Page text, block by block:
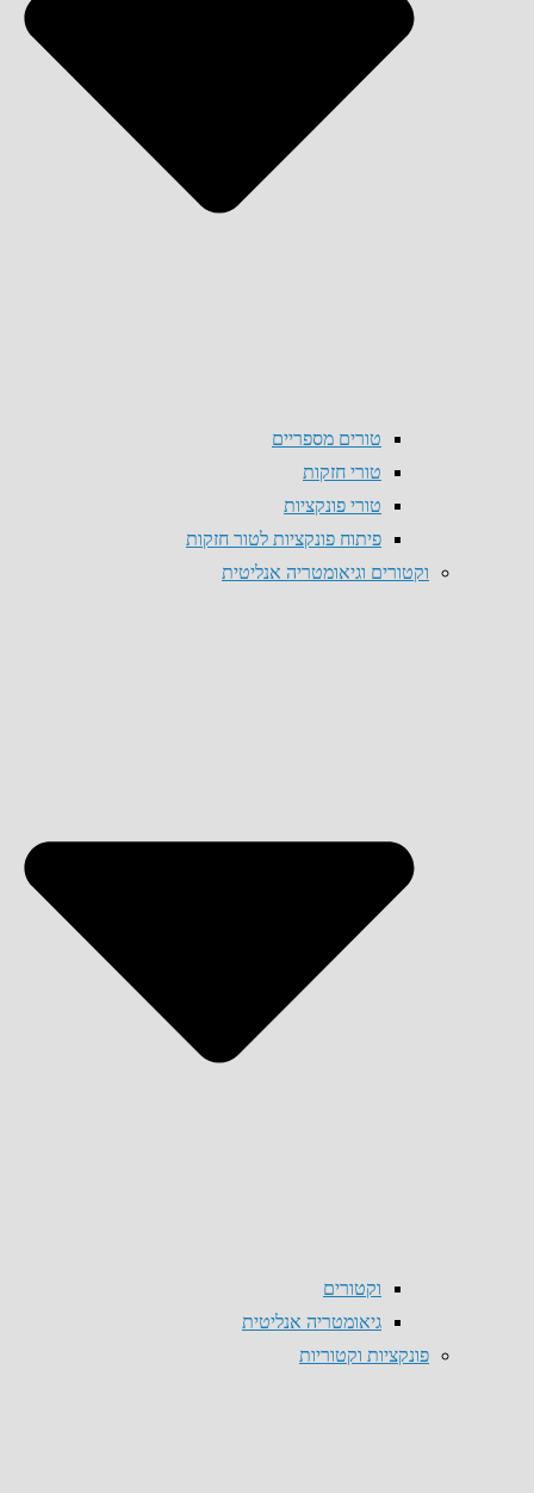
טורים מספריים
טורי חזקות
טורי פונקציות
פיתוח פונקציות לטור חזקות
וקטורים וגיאומטריה אנליטית
וקטורים
גיאומטריה אנליטית
פונקציות וקטוריות